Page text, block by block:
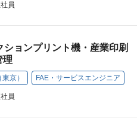
員
ョンプリント機・産業印刷
理
京） FAE・サービスエンジニア
員